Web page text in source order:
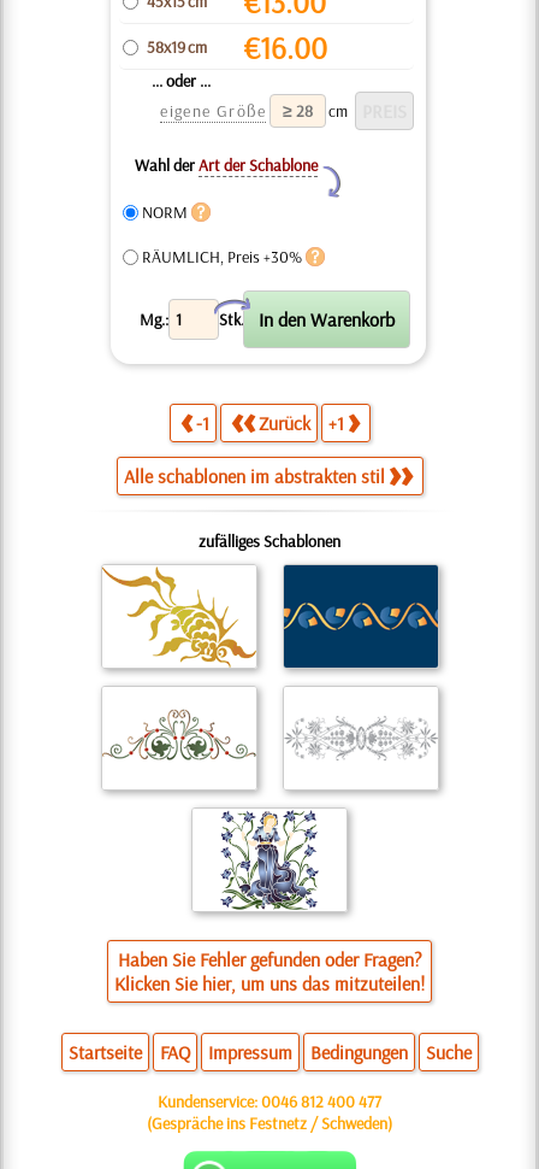
58x19 cm €16.00
... oder ...
eigene Größe
cm
Wahl derArt der Schablone
Y
NORM
RÄUMLICH, Preis +30%
Mg.: Stk.
X
-1 Zurück +1
Alle schablonen im abstrakten stil
zufälliges Schablonen
Haben Sie Fehler gefunden oder Fragen?
Klicken Sie hier, um uns das mitzuteilen!
Startseite FAQ Impressum Bedingungen Suche
Kundenservice:0046 812 400 477
(Gespräche ins Festnetz / Schweden)